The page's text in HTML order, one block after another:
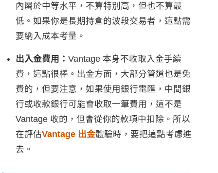
內屬於中等水平，不算特別高，但也不算最
低。如果你是長期持倉的波段交易者，這點需
要納入成本考量。
出入金費用： Vantage 本身不收取入金手續
費，這點很棒。出金方面，大部分管道也是免
費的，但要注意，如果使用銀行電匯，中間銀
行或收款銀行可能會收取一筆費用，這不是
Vantage 收的，但會從你的款項中扣除。所以
在評估Vantage 出金體驗時，要把這點考慮進
去。